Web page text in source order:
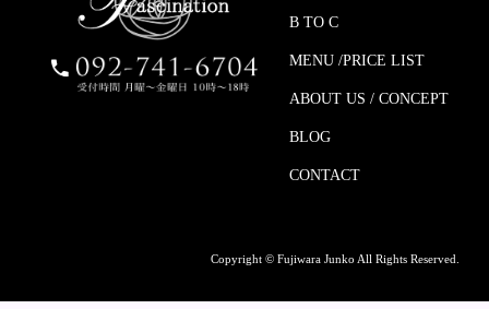
B TO C
MENU /PRICE LIST
ABOUT US / CONCEPT
BLOG
CONTACT
Copyright © Fujiwara Junko All Rights Reserved.